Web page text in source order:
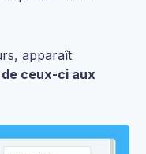
apparaît
ceux-ci aux